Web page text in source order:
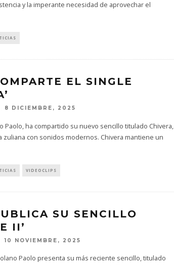
y la imperante necesidad de aprovechar el
EL SINGLE
8 DICIEMBRE, 2025
Paolo, ha compartido su nuevo sencillo titulado Chivera,
zuliana con sonidos modernos. Chivera mantiene un
VIDEOCLIPS
SU SENCILLO
II’
10 NOVIEMBRE, 2025
Paolo presenta su más reciente sencillo, titulado